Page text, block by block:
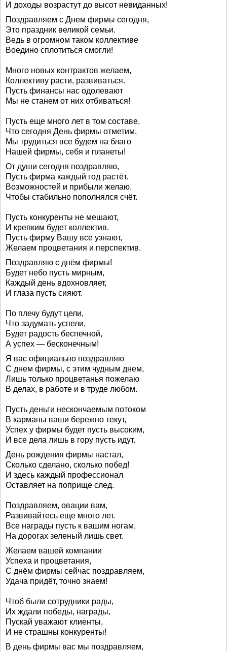
И доходы возрастут до высот невиданных!
Поздравляем с Днем фирмы сегодня,
Это праздник великой семьи.
Ведь в огромном таком коллективе
Воедино сплотиться смогли!
Много новых контрактов желаем,
Коллективу расти, развиваться.
Пусть финансы нас одолевают
Мы не станем от них отбиваться!
Пусть еще много лет в том составе,
Что сегодня День фирмы отметим,
Мы трудиться все будем на благо
Нашей фирмы, себя и планеты!
От души сегодня поздравляю,
Пусть фирма каждый год растёт.
Возможностей и прибыли желаю.
Чтобы стабильно пополнялся счёт.
Пусть конкуренты не мешают,
И крепким будет коллектив.
Пусть фирму Вашу все узнают,
Желаем процветания и перспектив.
Поздравляю с днём фирмы!
Будет небо пусть мирным,
Каждый день вдохновляет,
И глаза пусть сияют.
По плечу будут цели,
Что задумать успели,
Будет радость беспечной,
А успех — бесконечным!
Я вас официально поздравляю
С днем фирмы, с этим чудным днем,
Лишь только процветанья пожелаю
В делах, в работе и в труде любом.
Пусть деньги нескончаемым потоком
В карманы ваши бережно текут,
Успех у фирмы будет пусть высоким,
И все дела лишь в гору пусть идут.
День рождения фирмы настал,
Сколько сделано, сколько побед!
И здесь каждый профессионал
Оставляет на поприще след.
Поздравляем, овации вам,
Развивайтесь еще много лет.
Все награды пусть к вашим ногам,
На дорогах зеленый лишь свет.
Желаем вашей компании
Успеха и процветания,
С днём фирмы сейчас поздравляем,
Удача придёт, точно знаем!
Чтоб были сотрудники рады,
Их ждали победы, награды,
Пускай уважают клиенты,
И не страшны конкуренты!
В день фирмы вас мы поздравляем,